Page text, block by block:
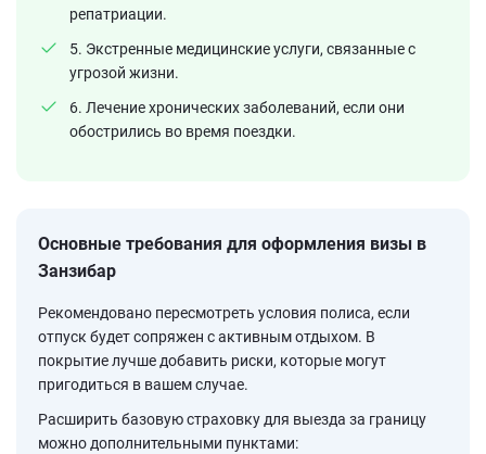
репатриации.
5. Экстренные медицинские услуги, связанные с
угрозой жизни.
6. Лечение хронических заболеваний, если они
обострились во время поездки.
Основные требования для оформления визы в
Занзибар
Рекомендовано пересмотреть условия полиса, если
отпуск будет сопряжен с активным отдыхом. В
покрытие лучше добавить риски, которые могут
пригодиться в вашем случае.
Расширить базовую страховку для выезда за границу
можно дополнительными пунктами: